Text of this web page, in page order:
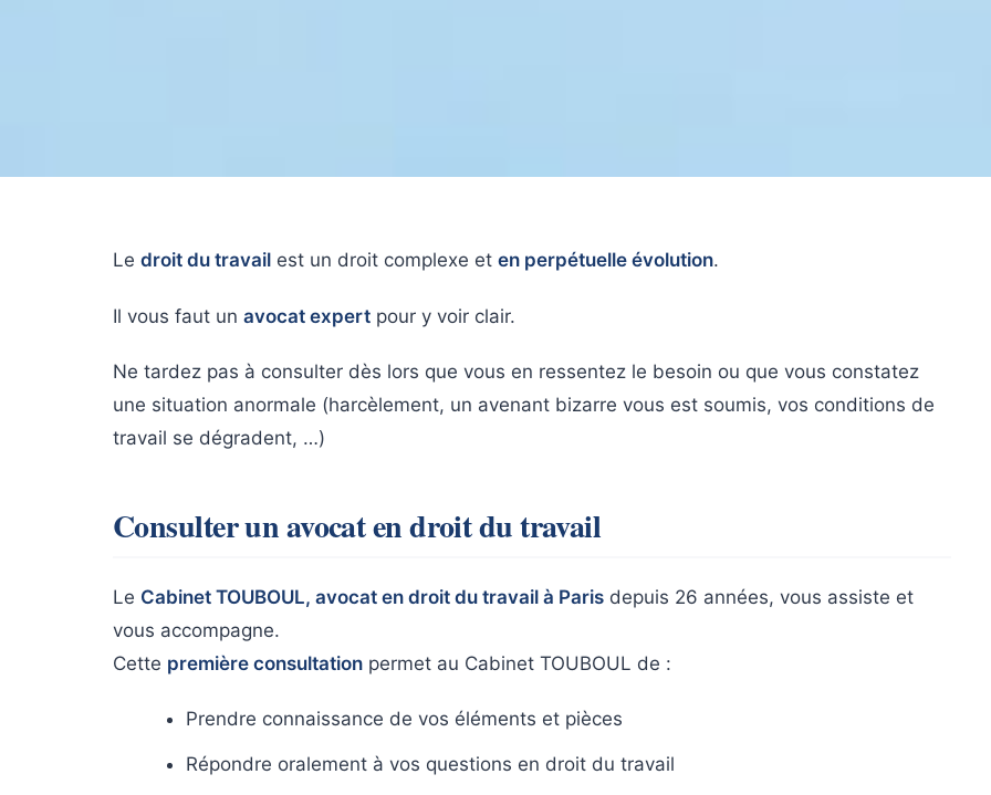
Le droit du travail est un droit complexe et en perpétuelle évolution.
Il vous faut un avocat expert pour y voir clair.
Ne tardez pas à consulter dès lors que vous en ressentez le besoin ou que vous constatez
une situation anormale (harcèlement, un avenant bizarre vous est soumis, vos conditions de
travail se dégradent, …)
Consulter un avocat en droit du travail
Le Cabinet TOUBOUL, avocat en droit du travail à Paris depuis 26 années, vous assiste et
vous accompagne.
Cette première consultation permet au Cabinet TOUBOUL de :
Prendre connaissance de vos éléments et pièces
Répondre oralement à vos questions en droit du travail